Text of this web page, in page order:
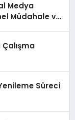
Medya
Müdahale ve
Çalışma
Süreci